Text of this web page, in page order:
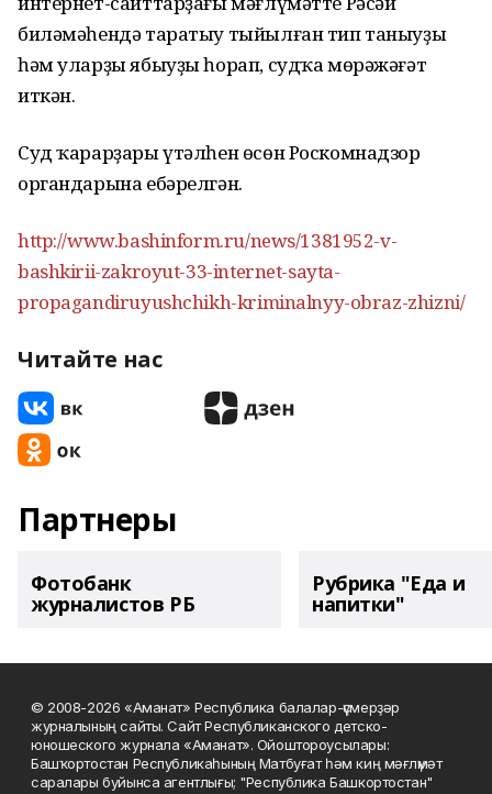
биләмәһендә таратыу тыйылған тип таныуҙы
һәм уларҙы ябыуҙы һорап, судҡа мөрәжәғәт
иткән.
Суд ҡарарҙары үтәлһен өсөн Роскомнадзор
органдарына ебәрелгән.
http://www.bashinform.ru/news/1381952-v-
bashkirii-zakroyut-33-internet-sayta-
propagandiruyushchikh-kriminalnyy-obraz-zhizni/
Читайте нас
Партнеры
Фотобанк
журналистов РБ
Рубрика "Еда и
напитки"
© 2008-2026 «Аманат» Республика балалар-үҫмерҙәр
журналының сайты. Сайт Республиканского детско-
юношеского журнала «Аманат». Ойоштороусылары:
Башҡортостан Республикаһының Матбуғат һәм киң мәғлүмәт
саралары буйынса агентлығы; "Республика Башкортостан"